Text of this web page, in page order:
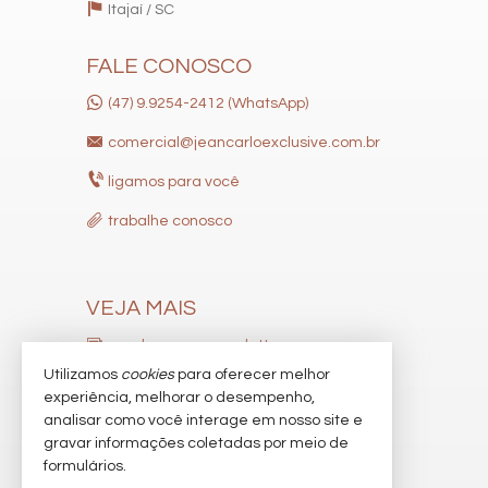
Banheiro de Serviço
Sala de TV
Características do Empreendimento
Gás Central
Pìscina Térmica
Itajaí / SC
FALE CONOSCO
(47) 9.9254-2412 (WhatsApp)
comercial@jeancarloexclusive.com.br
ligamos para você
trabalhe conosco
VEJA MAIS
receba nosso newsletter
indicadores financeiros
cadastre seu imóvel
imóveis favoritos
Utilizamos cookiespara oferecer melhor
experiência, melhorar o desempenho,
analisar como você interage em nosso site e
gravar informações coletadas por meio de
formulários.